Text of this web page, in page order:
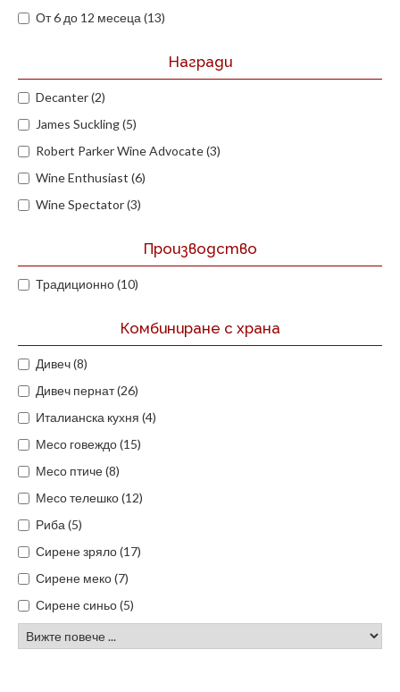
От 6 до 12 месеца (13)
Награди
Decanter (2)
James Suckling (5)
Robert Parker Wine Advocate (3)
Wine Enthusiast (6)
Wine Spectator (3)
Производство
Традиционно (10)
Комбиниране с храна
Дивеч (8)
Дивеч пернат (26)
Италианска кухня (4)
Месо говеждо (15)
Месо птиче (8)
Месо телешко (12)
Риба (5)
Сирене зряло (17)
Сирене меко (7)
Сирене синьо (5)